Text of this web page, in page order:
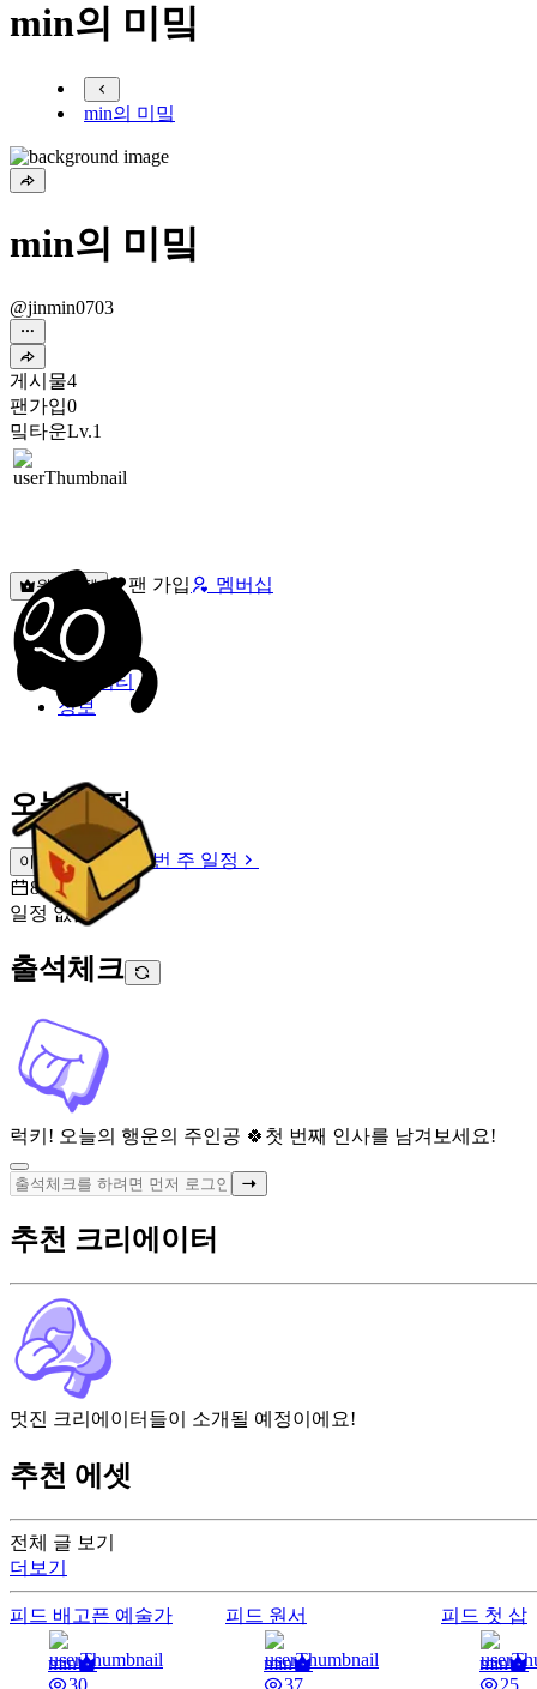
min의 미밐
min의 미밐
min의 미밐
@jinmin0703
게시물4
팬가입0
밐타운Lv.1
원픽선택 팬 가입 멤버십
밐타운
피드
커뮤니티
정보
오늘 일정
이번 주 일정
이번 주 일정
8월 9일 [일]
일정 없음
출석체크
럭키! 오늘의 행운의 주인공 🍀 첫 번째 인사를 남겨보세요!
전체 글 보기
더보기
피드 배고픈 예술가
min
30
피드 원서
min
37
피드 첫 삽
min
25
추천 크리에이터
멋진 크리에이터들이 소개될 예정이에요!
추천 에셋